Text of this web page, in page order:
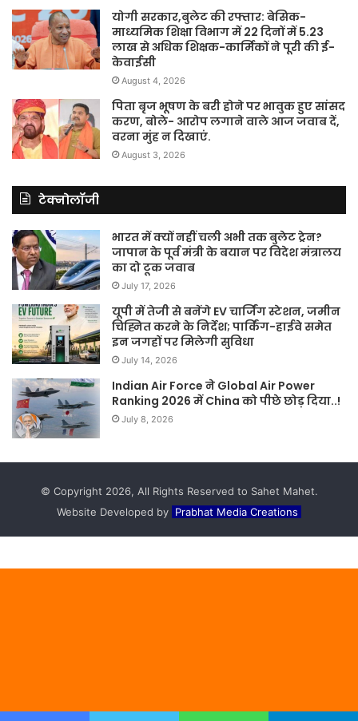
योगी सरकार,बुलेट की रफ्तार: बेसिक-
माध्यमिक शिक्षा विभाग में 22 दिनों में 5.23
लाख से अधिक शिक्षक-कार्मिकों ने पूरी की ई-
केवाईसी
August 4, 2026
पिता बृज भूषण के बरी होने पर भावुक हुए सांसद
करण, बोले- आरोप लगाने वाले आज जवाब दें,
वरना मुंह न दिखाएं.
August 3, 2026
टेक्नोलॉजी
भारत में क्यों नहीं चली अभी तक बुलेट ट्रेन?
जापान के पूर्व मंत्री के बयान पर विदेश मंत्रालय
का दो टूक जवाब
July 17, 2026
यूपी में तेजी से बनेंगे EV चार्जिंग स्टेशन, जमीन
चिह्नित करने के निर्देश; पार्किंग-हाईवे समेत
इन जगहों पर मिलेगी सुविधा
July 14, 2026
Indian Air Force ने Global Air Power
Ranking 2026 में China को पीछे छोड़ दिया..!
July 8, 2026
© Copyright 2026, All Rights Reserved to Sahet Mahet.
Website Developed by Prabhat Media Creations